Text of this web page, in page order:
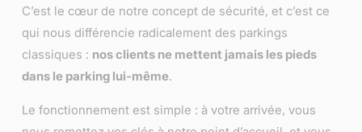
C’est le cœur de notre concept de sécurité, et c’est ce
qui nous différencie radicalement des parkings
classiques : nos clients ne mettent jamais les pieds
dans le parking lui-même.
Le fonctionnement est simple : à votre arrivée, vous